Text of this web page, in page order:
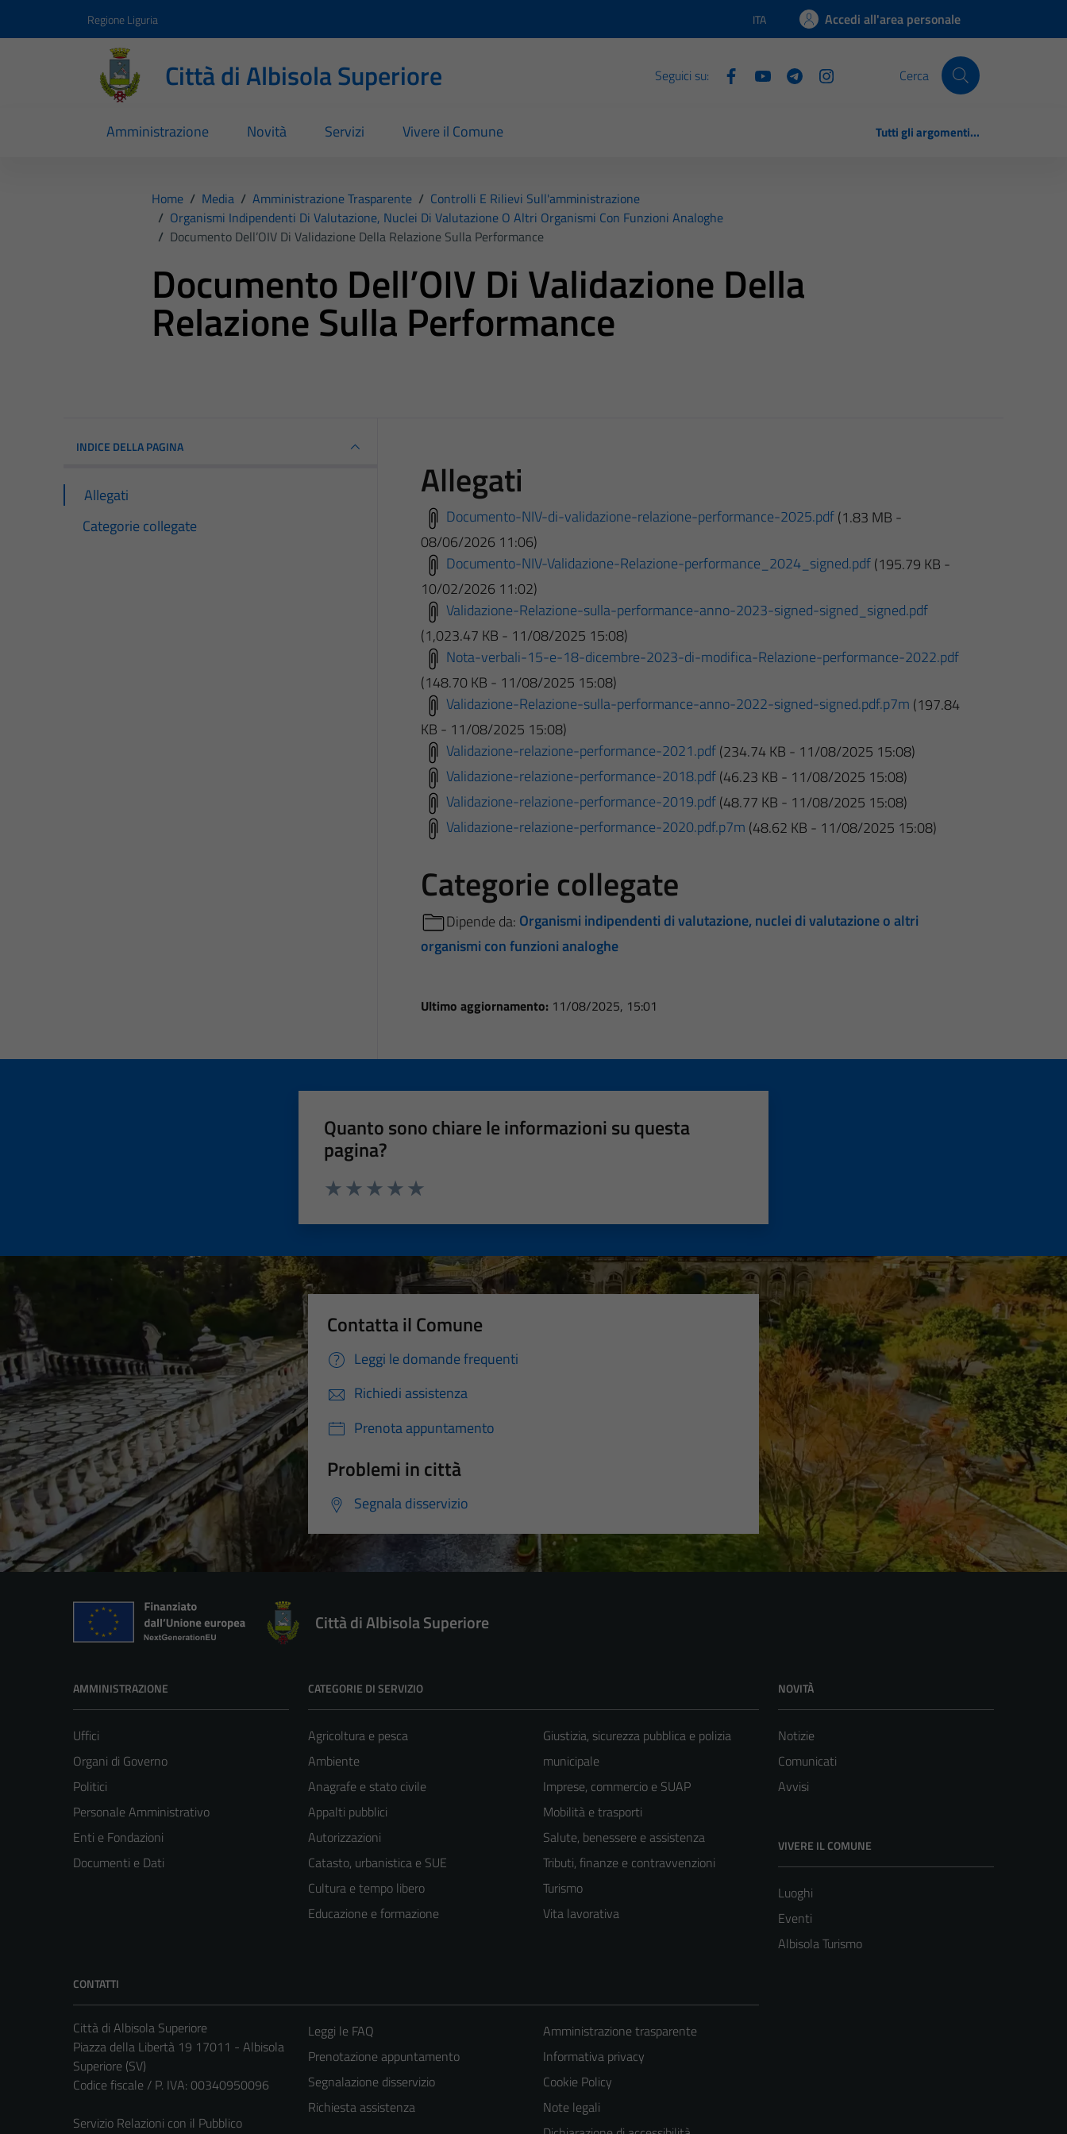
Regione Liguria Lingua attiva:
ITA Accedi all'area personale
Città di Albisola Superiore Seguici su: Cerca
Amministrazione Novità Servizi Vivere il Comune Tutti gli argomenti...
Home / Media / Amministrazione Trasparente / Controlli E Rilievi Sull'amministrazione
/ Organismi Indipendenti Di Valutazione, Nuclei Di Valutazione O Altri Organismi Con Funzioni Analoghe
/ Documento Dell’OIV Di Validazione Della Relazione Sulla Performance
Documento Dell’OIV Di Validazione Della
Relazione Sulla Performance
INDICE DELLA PAGINA
Allegati
Categorie collegate
Allegati
Documento-NIV-di-validazione-relazione-performance-2025.pdf(1.83 MB -
08/06/2026 11:06)
Documento-NIV-Validazione-Relazione-performance_2024_signed.pdf(195.79 KB -
10/02/2026 11:02)
Validazione-Relazione-sulla-performance-anno-2023-signed-signed_signed.pdf
(1,023.47 KB - 11/08/2025 15:08)
Nota-verbali-15-e-18-dicembre-2023-di-modifica-Relazione-performance-2022.pdf
(148.70 KB - 11/08/2025 15:08)
Validazione-Relazione-sulla-performance-anno-2022-signed-signed.pdf.p7m (197.84
KB - 11/08/2025 15:08)
Validazione-relazione-performance-2021.pdf(234.74 KB - 11/08/2025 15:08)
Validazione-relazione-performance-2018.pdf(46.23 KB - 11/08/2025 15:08)
Validazione-relazione-performance-2019.pdf(48.77 KB - 11/08/2025 15:08)
Validazione-relazione-performance-2020.pdf.p7m (48.62 KB - 11/08/2025 15:08)
Categorie collegate
Dipende da: Organismi indipendenti di valutazione, nuclei di valutazione o altri
organismi con funzioni analoghe
Ultimo aggiornamento: 11/08/2025, 15:01
Quanto sono chiare le informazioni su questa
pagina?
Contatta il Comune
Leggi le domande frequenti
Richiedi assistenza
Prenota appuntamento
Problemi in città
Segnala disservizio
Città di Albisola Superiore
AMMINISTRAZIONE
Uffici
Organi di Governo
Politici
Personale Amministrativo
Enti e Fondazioni
Documenti e Dati
CATEGORIE DI SERVIZIO
Agricoltura e pesca
Ambiente
Anagrafe e stato civile
Appalti pubblici
Autorizzazioni
Catasto, urbanistica e SUE
Cultura e tempo libero
Educazione e formazione
Giustizia, sicurezza pubblica e polizia
municipale
Imprese, commercio e SUAP
Mobilità e trasporti
Salute, benessere e assistenza
Tributi, finanze e contravvenzioni
Turismo
Vita lavorativa
NOVITÀ
Notizie
Comunicati
Avvisi
VIVERE IL COMUNE
Luoghi
Eventi
Albisola Turismo
CONTATTI
Città di Albisola Superiore
Piazza della Libertà 19 17011 - Albisola
Superiore (SV)
Codice fiscale / P. IVA: 00340950096
Servizio Relazioni con il Pubblico
Leggi le FAQ
Prenotazione appuntamento
Segnalazione disservizio
Richiesta assistenza
Amministrazione trasparente
Informativa privacy
Cookie Policy
Note legali